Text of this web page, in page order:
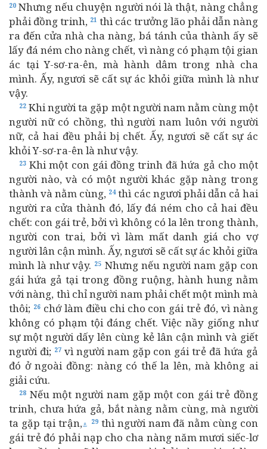
20 Nhưng nếu chuyện người nói là thật, nàng chẳng
phải đồng trinh, 21 thì các trưởng lão phải dẫn nàng
ra đến cửa nhà cha nàng, bá tánh của thành ấy sẽ
lấy đá ném cho nàng chết, vì nàng có phạm tội gian
ác tại Y-sơ-ra-ên, mà hành dâm trong nhà cha
mình. Ấy, ngươi sẽ cất sự ác khỏi giữa mình là như
vậy.
22 Khi người ta gặp một người nam nằm cùng một
người nữ có chồng, thì người nam luôn với người
nữ, cả hai đều phải bị chết. Ấy, ngươi sẽ cất sự ác
khỏi Y-sơ-ra-ên là như vậy.
23 Khi một con gái đồng trinh đã hứa gả cho một
người nào, và có một người khác gặp nàng trong
thành và nằm cùng, 24thì các ngươi phải dẫn cả hai
người ra cửa thành đó, lấy đá ném cho cả hai đều
chết: con gái trẻ, bởi vì không có la lên trong thành,
người con trai, bởi vì làm mất danh giá cho vợ
người lân cận mình. Ấy, ngươi sẽ cất sự ác khỏi giữa
mình là như vậy. 25 Nhưng nếu người nam gặp con
gái hứa gả tại trong đồng ruộng, hành hung nằm
với nàng, thì chỉ người nam phải chết một mình mà
thôi; 26chớ làm điều chi cho con gái trẻ đó, vì nàng
không có phạm tội đáng chết. Việc nầy giống như
sự một người dấy lên cùng kẻ lân cận mình và giết
người đi; 27vì người nam gặp con gái trẻ đã hứa gả
đó ở ngoài đồng: nàng có thế la lên, mà không ai
giải cứu.
28 Nếu một người nam gặp một con gái trẻ đồng
trinh, chưa hứa gả, bắt nàng nằm cùng, mà người
ta gặp tại trận,⚓ 29 thì người nam đã nằm cùng con
gái trẻ đó phải nạp cho cha nàng năm mươi siếc-lơ